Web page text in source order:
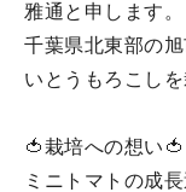
雅通と申します。
千葉県北東部の
いとうもろこしを
🍅栽培への想い🍅
ミニトマトの成